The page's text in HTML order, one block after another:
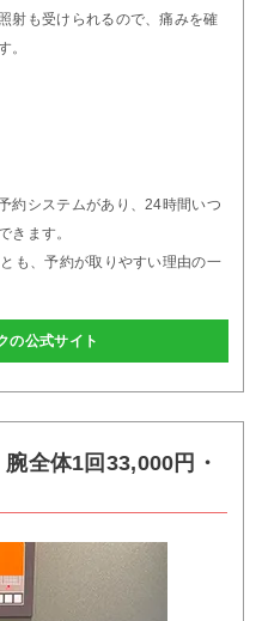
射も受けられるので、痛みを確
。
約システムがあり、24時間いつ
きます。
も、予約が取りやすい理由の一
の公式サイト
全体1回33,000円・